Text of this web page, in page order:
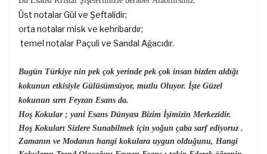
Üst notalar Gül ve Şeftalidir;
orta notalar misk ve kehribardır;
temel notalar Paçuli ve Sandal Ağacıdır.
Bugün Türkiye nin pek çok yerinde pek çok insan bizden aldığı
kokunun etkisiyle Gülüsümsüyor, mutlu Oluyor. İşte Güzel
kokunun sırrı Feyzan Esans da.
Hoş Kokular ; yani Esans Dünyası Bizim İşimizin Merkezidir.
Hoş Kokuları Sizlere Sunabilmek için yoğun çaba sarf ediyoruz .
Zamanın ve Modanın hangi kokulara uygun olduğunu, Hangi